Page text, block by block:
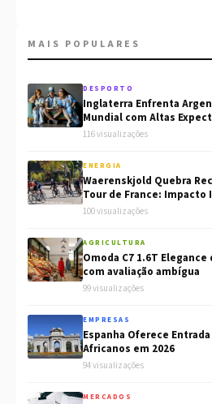
MAIS POPULARES
DESPORTO
Inglaterra Enfrenta
Mundial com Altas
116 visualizações
ENERGIA
Waerenskjold Quebra
Tour de France: Impacto
100 visualizações
AGRICULTURA
Omoda C7 1.6T
com avaliação ambígua
99 visualizações
EMPRESAS
Espanha Oferece
Africanos em 2026
94 visualizações
MERCADOS